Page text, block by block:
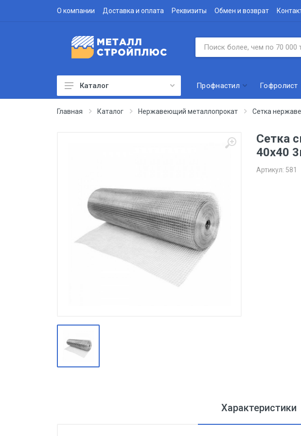
О компании Доставка и оплата Реквизиты Обмен и возврат
Профнастил
Сэндвич-панели
Метизы
Производство
Штакетник
Черный металлопрокат
метизы
Оцинкованный металлопрокат
Каталог Профнастил Гофролист
Главная Каталог Нержавеющий металлопрокат Сетка
Сетка
40х40
Артикул: 581
Характеристики